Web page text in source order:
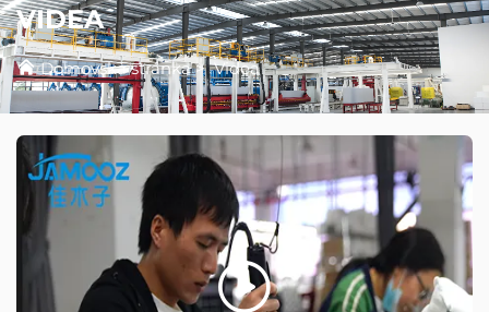
VIDEA
Domovská stránka>Videa